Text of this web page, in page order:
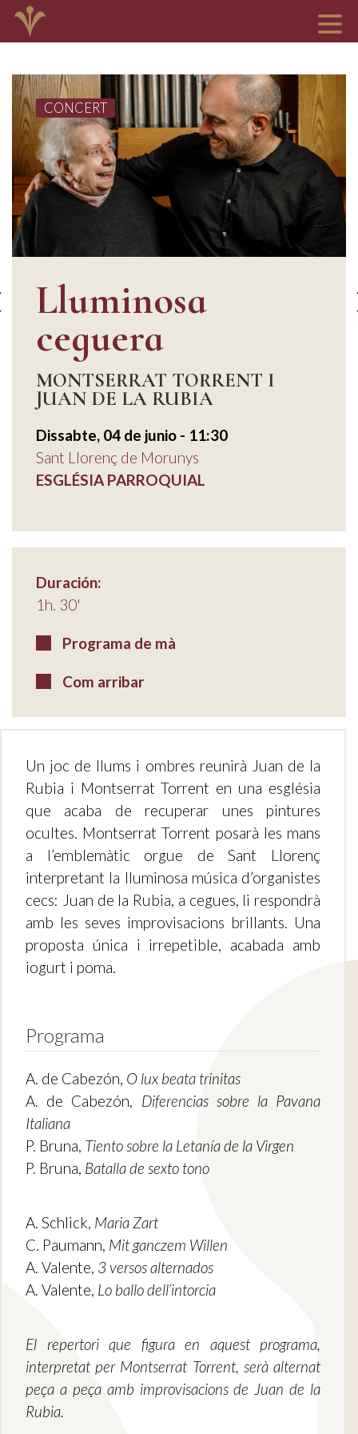
CONCERT
Lluminosa
ceguera
MONTSERRAT TORRENT I
JUAN DE LA RUBIA
Dissabte, 04 de junio - 11:30
Sant Llorenç de Morunys
ESGLÉSIA PARROQUIAL
Duración:
1h. 30'
Programa de mà
Com arribar
Un joc de llums i ombres reunirà Juan de la
Rubia i Montserrat Torrent en una església
que acaba de recuperar unes pintures
ocultes. Montserrat Torrent posarà les mans
a l’emblemàtic orgue de Sant Llorenç
interpretant la lluminosa música d’organistes
cecs: Juan de la Rubia, a cegues, li respondrà
amb les seves improvisacions brillants. Una
proposta única i irrepetible, acabada amb
iogurt i poma.
Programa
A. de Cabezón, O lux beata trinitas
A. de Cabezón, Diferencias sobre la Pavana
Italiana
P. Bruna, Tiento sobre la Letanía de la Virgen
P. Bruna, Batalla de sexto tono
A. Schlick, Maria Zart
C. Paumann, Mit ganczem Willen
A. Valente, 3 versos alternados
A. Valente, Lo ballo dell’intorcia
El repertori que figura en aquest programa,
interpretat per Montserrat Torrent, serà alternat
peça a peça amb improvisacions de Juan de la
Rubia.